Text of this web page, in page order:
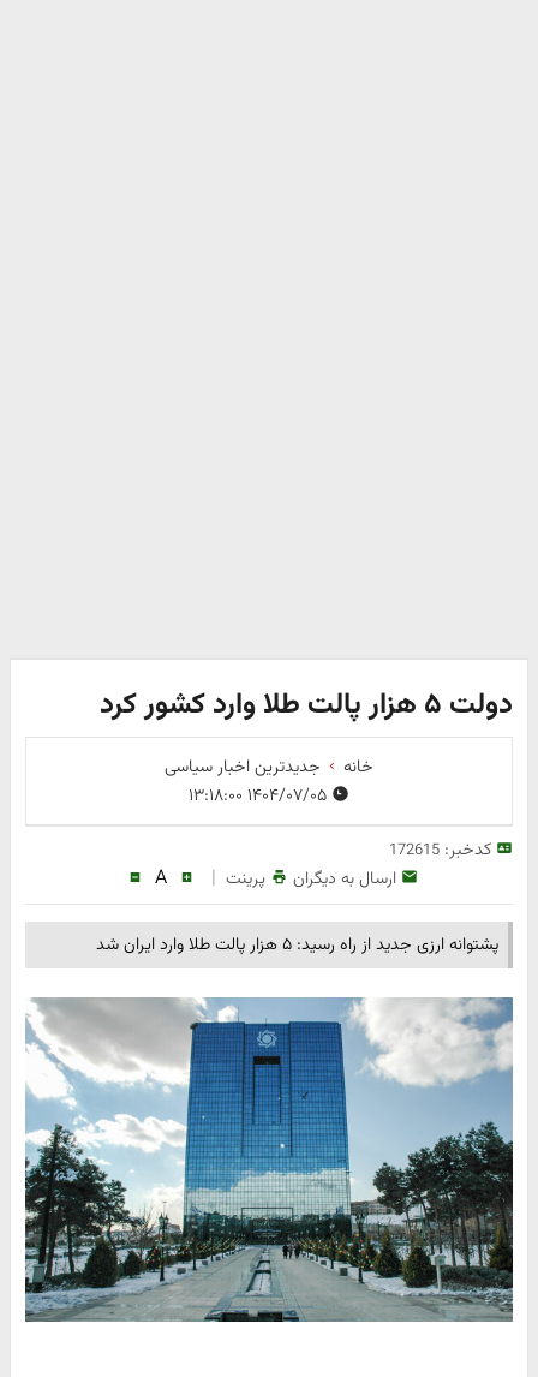
دولت ۵ هزار پالت طلا وارد کشور کرد
خانه
جدیدترین اخبار سیاسی
کدخبر:172615
ارسال به دیگران پرینت |
A
پشتوانه ارزی جدید از راه رسید: ۵ هزار پالت طلا وارد ایران شد